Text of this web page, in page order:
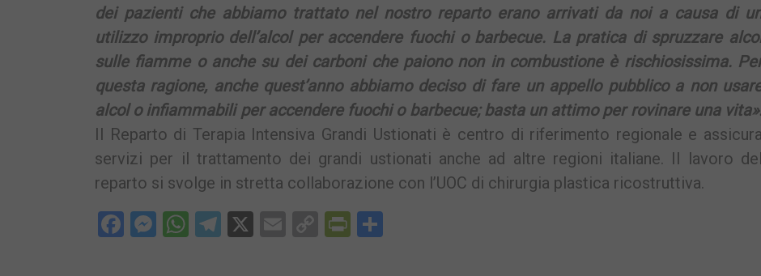
dei pazienti che abbiamo trattato nel nostro reparto erano arrivati da noi a causa di
utilizzo improprio dell’alcol per accendere fuochi o barbecue. La pratica di spruzzare
sulle fiamme o anche su dei carboni che paiono non in combustione è rischiosissima.
questa ragione, anche quest’anno abbiamo deciso di fare un appello pubblico a non
alcol o infiammabili per accendere fuochi o barbecue; basta un attimo per rovinare una
Il Reparto di Terapia Intensiva Grandi Ustionati è centro di riferimento regionale e assicura
servizi per il trattamento dei grandi ustionati anche ad altre regioni italiane. Il lavoro del
reparto si svolge in stretta collaborazione con l’UOC di chirurgia plastica ricostruttiva.
Facebook
Messenger
WhatsApp
Telegram
X EmailCopyPrintFriendly